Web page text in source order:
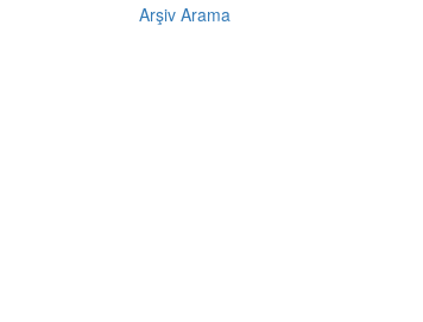
Arşiv Arama